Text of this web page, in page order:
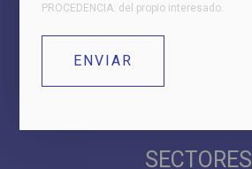
SECTORES
PROCEDENCIA: del propio interesado.